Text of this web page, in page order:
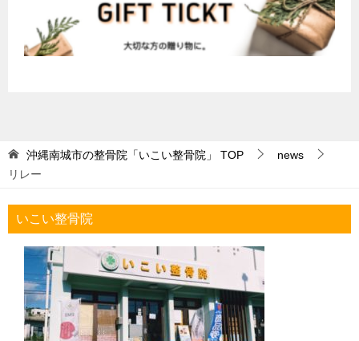
沖縄南城市の整骨院「いこい整骨院」 TOP
news
リレー
いこい整骨院